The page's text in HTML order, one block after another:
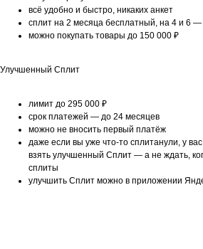
всё удобно и быстро, никаких анкет
сплит на 2 месяца бесплатный, на 4 и 6
можно покупать товары до 150 000 ₽
Улучшенный Сплит
лимит до 295 000 ₽
срок платежей — до 24 месяцев
можно не вносить первый платёж
даже если вы уже что-то сплитанули, у
взять улучшенный Сплит — а не ждать,
сплиты
улучшить Сплит можно в приложении